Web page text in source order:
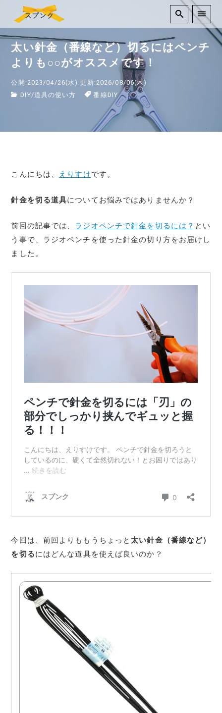
太い針金（番線など）切るにはペンチ
よりも○○がオススメです！
公開:2023/04/26(水) 更新:2026/08/06(木)
DIY/道具の使い方 番線DIY
こんにちは、 えりすけです。
針金を切る道具についてお悩みではありませんか？
前回の記事では、 ラジオペンチで針金を切るには？ とい
う事で、ラジオペンチを使った針金の切り方をお届けし
ました。
今回は、前回よりももうちょっと 太い針金（番線など）
を切るにはどんな道具を使えば良いのか？